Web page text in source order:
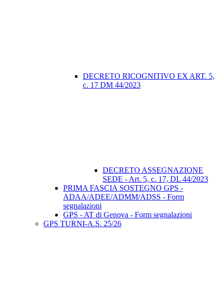
DECRETO RICOGNITIVO EX ART. 5,
c. 17 DM 44/2023
DECRETO ASSEGNAZIONE
SEDE - Art. 5, c. 17, DL 44/2023
PRIMA FASCIA SOSTEGNO GPS -
ADAA/ADEE/ADMM/ADSS - Form
segnalazioni
GPS - AT di Genova - Form segnalazioni
GPS TURNI-A.S. 25/26